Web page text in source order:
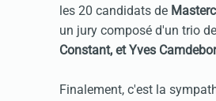
les 20 candidats de
un jury composé d'un trio
Constant, et Yves
Finalement, c'est la